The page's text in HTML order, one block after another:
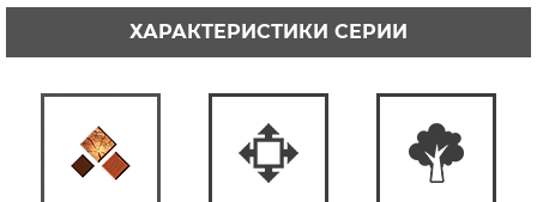
ХАРАКТЕРИСТИКИ СЕРИИ